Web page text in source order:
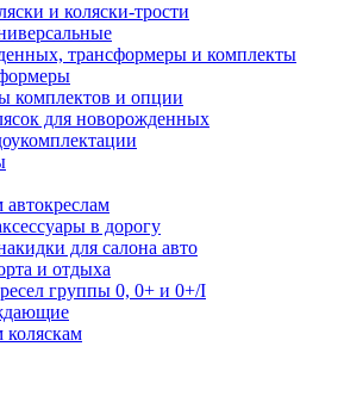
и коляски-трости
трансформеры и комплекты
комплектов и опции
для новорожденных
автокреслам
в дорогу
для салона авто
и отдыха
группы 0, 0+ и 0+/I
коляскам